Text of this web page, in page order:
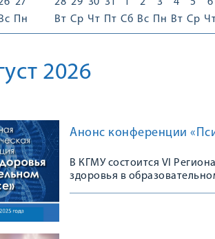
Вс Пн
Вт Ср Чт Пт Сб Вс Пн Вт Ср
2026
Анонс конференции
В КГМУ состоится VI
здоровья в